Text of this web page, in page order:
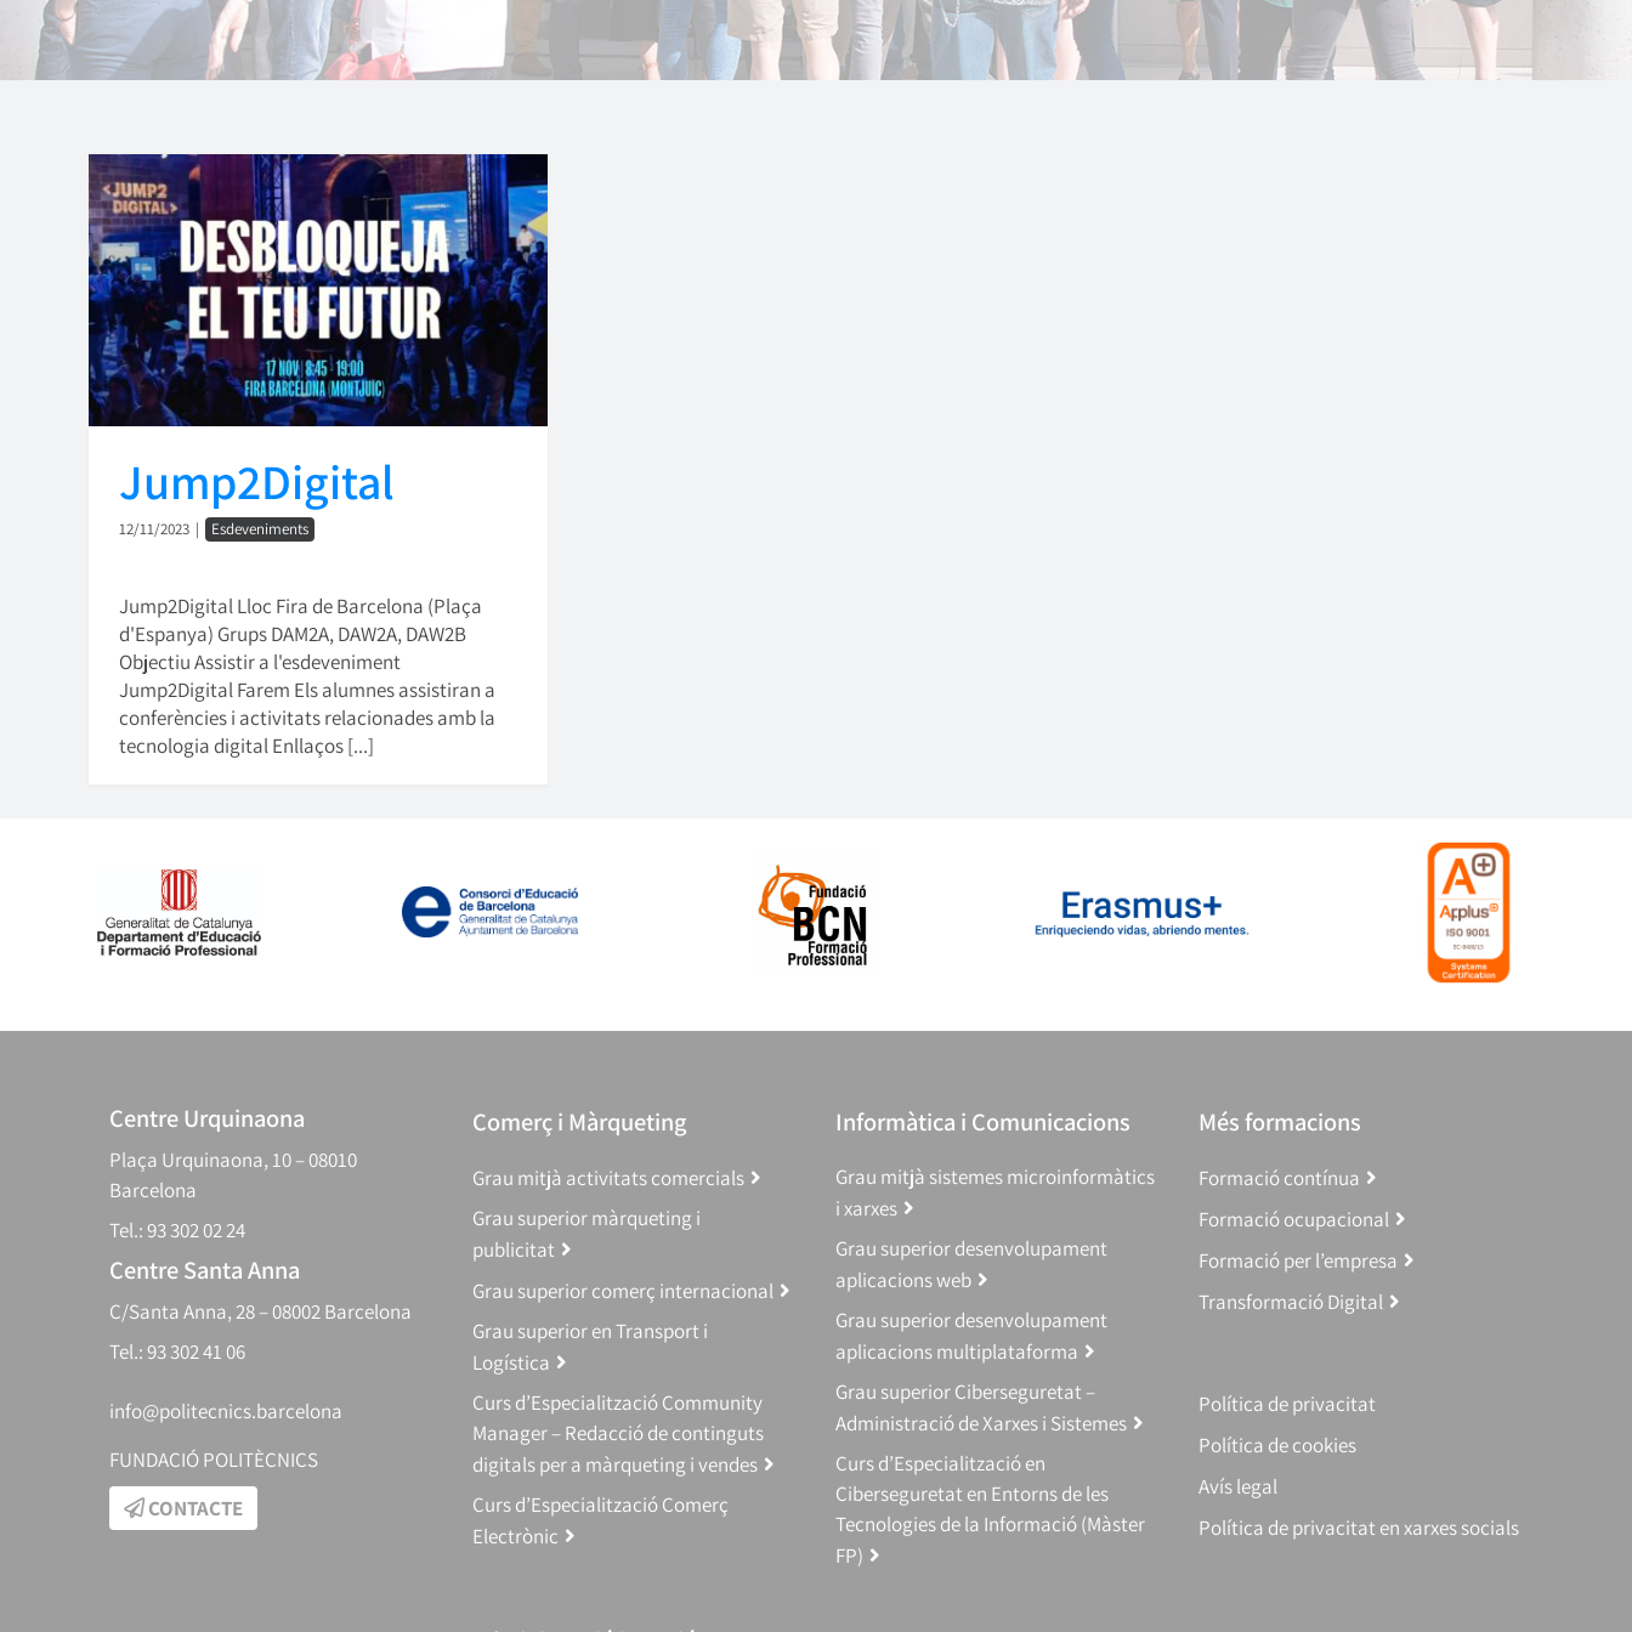
Jump2Digital
12/11/2023 | Esdeveniments
Jump2Digital Lloc Fira de Barcelona (Plaça
d'Espanya) Grups DAM2A, DAW2A, DAW2B
Objectiu Assistir a l'esdeveniment
Jump2Digital Farem Els alumnes assistiran a
conferències i activitats relacionades amb la
tecnologia digital Enllaços [...]
Centre Urquinaona
Plaça Urquinaona, 10 – 08010
Barcelona
Tel.: 93 302 02 24
Centre Santa Anna
C/Santa Anna, 28 – 08002 Barcelona
Tel.: 93 302 41 06
info@politecnics.barcelona
FUNDACIÓ POLITÈCNICS
CONTACTE
Comerç i Màrqueting
Grau mitjà activitats comercials
Grau superior màrqueting i
publicitat
Grau superior comerç internacional
Grau superior en Transport i
Logística
Curs d’Especialització Community
Manager – Redacció de continguts
digitals per a màrqueting i vendes
Curs d’Especialització Comerç
Electrònic
Informàtica i Comunicacions
Grau mitjà sistemes microinformàtics
i xarxes
Grau superior desenvolupament
aplicacions web
Grau superior desenvolupament
aplicacions multiplataforma
Grau superior Ciberseguretat –
Administració de Xarxes i Sistemes
Curs d’Especialització en
Ciberseguretat en Entorns de les
Tecnologies de la Informació (Màster
FP)
Més formacions
Formació contínua
Formació ocupacional
Formació per l’empresa
Transformació Digital
Política de privacitat
Política de cookies
Avís legal
Política de privacitat en xarxes socials